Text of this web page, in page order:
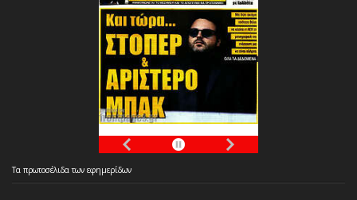
Τα πρωτοσέλιδατων εφημερίδων